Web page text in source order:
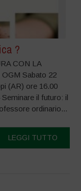
?
CON LA
Sabato 22
(AR) ore 16.00
il futuro: il
ordinario...
LEGGI TUTTO